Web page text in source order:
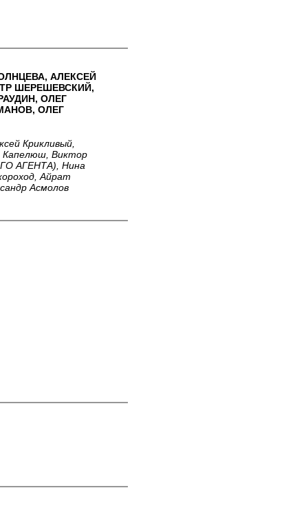
АЛЕКСЕЙ
ШЕРЕШЕВСКИЙ,
ОЛЕГ
ОЛЕГ
Крикливый,
Капелюш, Виктор
АГЕНТА), Нина
Айрат
Асмолов